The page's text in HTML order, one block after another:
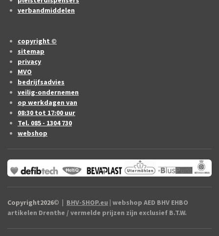
verbandmiddelen
copyright ©
sitemap
privacy
MVO
bedrijfsadvies
veilig-ondernemen
op werkdagen van
08:30 tot 17:00 uur
Tel. 085 - 1304 730
webshop
Copyright2026© | BHV-SHOP.eu | webshop AED BHV EHBO
artikelen Drenthe / vermelde prijzen zijn exclusief B.T.W.